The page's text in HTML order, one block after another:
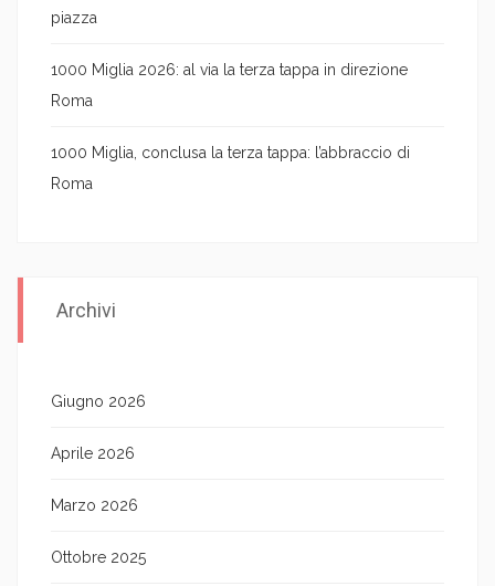
piazza
1000 Miglia 2026: al via la terza tappa in direzione
Roma
1000 Miglia, conclusa la terza tappa: l’abbraccio di
Roma
Archivi
Giugno 2026
Aprile 2026
Marzo 2026
Ottobre 2025